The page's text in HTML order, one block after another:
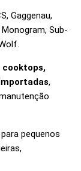
Gaggenau,
Sub-
cooktops,
,
pequenos